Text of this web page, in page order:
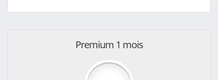
Premium 1 mois